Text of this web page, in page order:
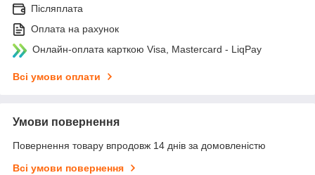
Післяплата
Оплата на рахунок
Онлайн-оплата карткою Visa, Mastercard - LiqPay
Всі умови оплати
Умови повернення
Повернення товару впродовж 14 днів за домовленістю
Всі умови повернення